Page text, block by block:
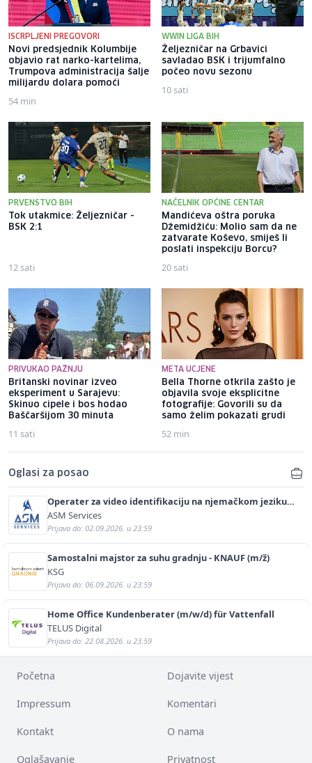
ISCRPLJENI PREGOVORI
Novi predsjednik Kolumbije
objavio rat narko-kartelima,
Trumpova administracija šalje
milijardu dolara pomoći
54 min
WWIN LIGA BIH
Željezničar na Grbavici
savladao BSK i trijumfalno
počeo novu sezonu
10 sati
PRVENSTVO BIH
Tok utakmice: Željezničar -
BSK 2:1
12 sati
NAČELNIK OPĆINE CENTAR
Mandićeva oštra poruka
Džemidžiću: Molio sam da ne
zatvarate Koševo, smiješ li
poslati inspekciju Borcu?
20 sati
PRIVUKAO PAŽNJU
Britanski novinar izveo
eksperiment u Sarajevu:
Skinuo cipele i bos hodao
Baščaršijom 30 minuta
11 sati
META UCJENE
Bella Thorne otkrila zašto je
objavila svoje eksplicitne
fotografije: Govorili su da
samo želim pokazati grudi
52 min
Oglasi za posao
Operater za video identifikaciju na njemačkom jeziku
(m/ž)
ASM Services
Prijava do: 02.09.2026. u 23:59
Samostalni majstor za suhu gradnju - KNAUF (m/ž)
KSG
Prijava do: 06.09.2026. u 23:59
Home Office Kundenberater (m/w/d) für Vattenfall
TELUS Digital
Prijava do: 22.08.2026. u 23:59
Početna Dojavite vijest
Impressum Komentari
Kontakt O nama
Oglašavanje Privatnost